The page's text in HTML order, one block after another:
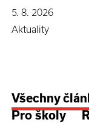
nespoutanou
5. 8. 2026
Aktuality
Všechny
Pro školy